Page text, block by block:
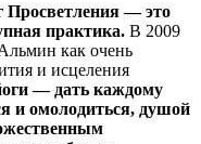
Просветления — это
практика. В 2009
как очень
и исцеления
— дать каждому
и омолодиться, душой